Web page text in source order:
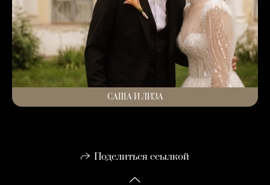
САША И ЛИЗА
Поделиться ссылкой